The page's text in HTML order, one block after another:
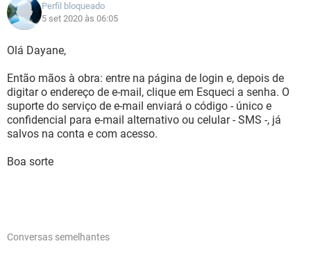
Perfil bloqueado
5 set 2020 às 06:05
Olá Dayane,
Então mãos à obra: entre na página de login e, depois de
digitar o endereço de e-mail, clique em Esqueci a senha. O
suporte do serviço de e-mail enviará o código - único e
confidencial para e-mail alternativo ou celular - SMS -, já
salvos na conta e com acesso.
Boa sorte
Conversas semelhantes